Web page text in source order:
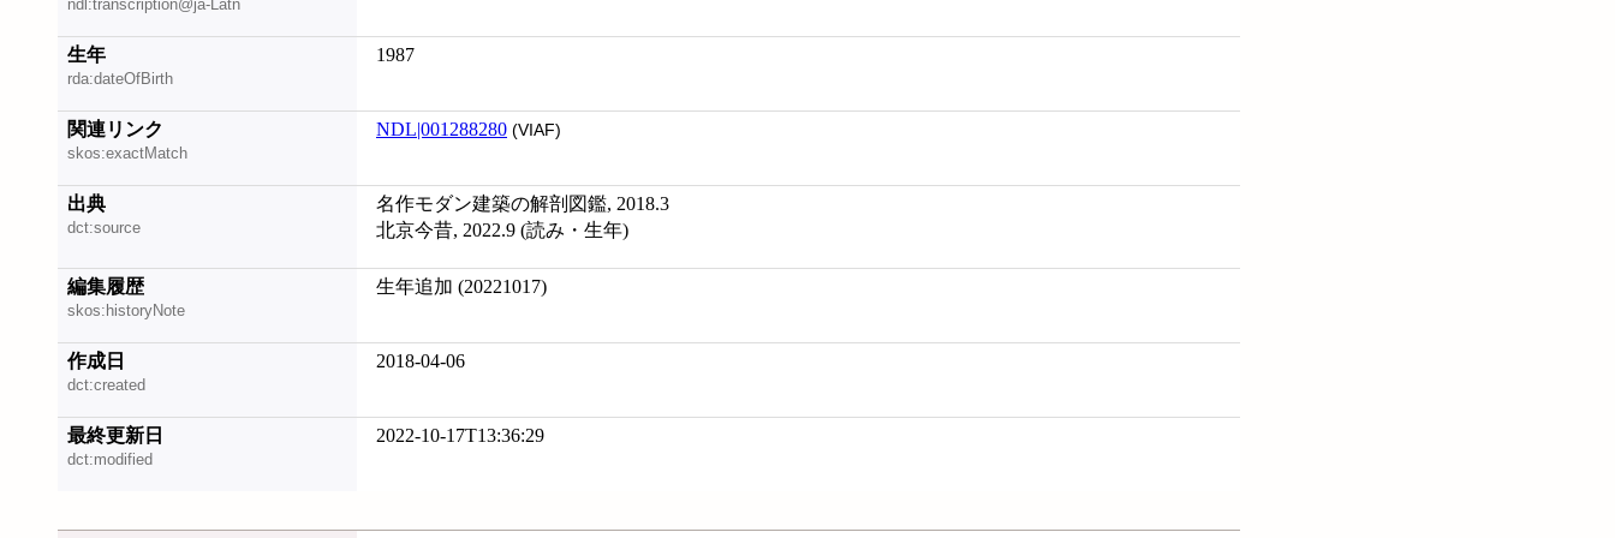
ndl:transcription@ja-Latn
生年
rda:dateOfBirth
1987
関連リンク
skos:exactMatch
NDL|001288280 (VIAF)
出典
dct:source
名作モダン建築の解剖図鑑, 2018.3
北京今昔, 2022.9 (読み・生年)
編集履歴
skos:historyNote
生年追加 (20221017)
作成日
dct:created
2018-04-06
最終更新日
dct:modified
2022-10-17T13:36:29